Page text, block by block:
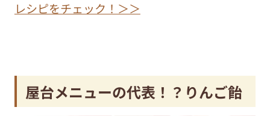
レシピをチェック！＞＞
屋台メニューの代表！？りんご飴